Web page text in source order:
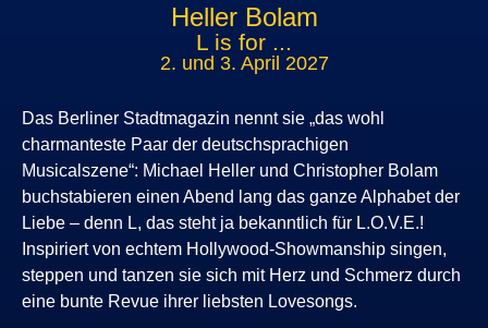
Heller Bolam
L is for ...
2. und 3. April 2027
Das Berliner Stadtmagazin nennt sie „das wohl
charmanteste Paar der deutschsprachigen
Musicalszene“: Michael Heller und Christopher Bolam
buchstabieren einen Abend lang das ganze Alphabet der
Liebe – denn L, das steht ja bekanntlich für L.O.V.E.!
Inspiriert von echtem Hollywood-Showmanship singen,
steppen und tanzen sie sich mit Herz und Schmerz durch
eine bunte Revue ihrer liebsten Lovesongs.